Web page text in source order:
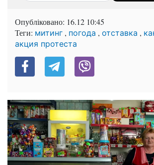
Опубліковано: 16.12 10:45
Теги: митинг , погода , отставка ,
акция протеста